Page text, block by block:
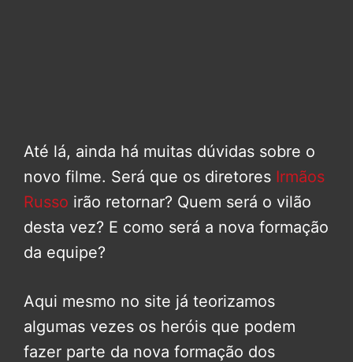
Até lá, ainda há muitas dúvidas sobre o
novo filme. Será que os diretores Irmãos
Russo irão retornar? Quem será o vilão
desta vez? E como será a nova formação
da equipe?
Aqui mesmo no site já teorizamos
algumas vezes os heróis que podem
fazer parte da nova formação dos